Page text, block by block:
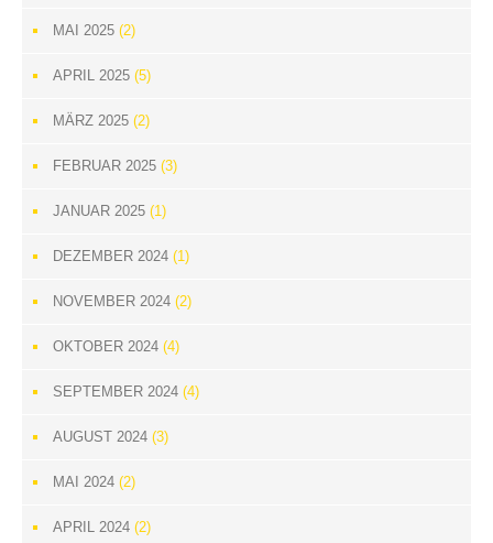
MAI 2025 (2)
APRIL 2025 (5)
MÄRZ 2025 (2)
FEBRUAR 2025 (3)
JANUAR 2025 (1)
DEZEMBER 2024 (1)
NOVEMBER 2024 (2)
OKTOBER 2024 (4)
SEPTEMBER 2024 (4)
AUGUST 2024 (3)
MAI 2024 (2)
APRIL 2024 (2)